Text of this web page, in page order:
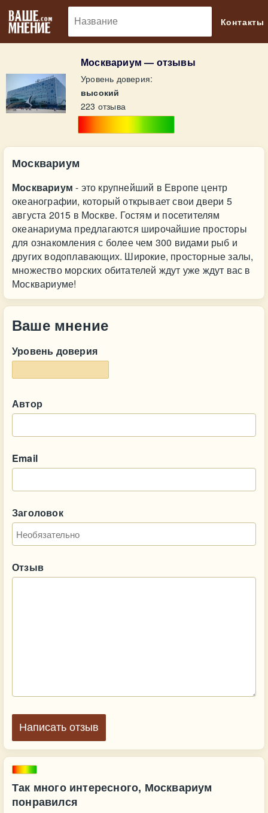
Контакты
Москвариум — отзывы
Уровень доверия:
высокий
223 отзыва
Так много интересного, Москвариум
понравился
Москвариум
Москвариум- это крупнейший в Европе центр
океанографии, который открывает свои двери 5
августа 2015 в Москве. Гостям и посетителям
океанариума предлагаются широчайшие просторы
для ознакомления с более чем 300 видами рыб и
других водоплавающих. Широкие, просторные залы,
множество морских обитателей ждут уже ждут вас в
Москвариуме!
Ваше мнение
Уровень доверия
Автор
Email
Заголовок
Отзыв
Написать отзыв